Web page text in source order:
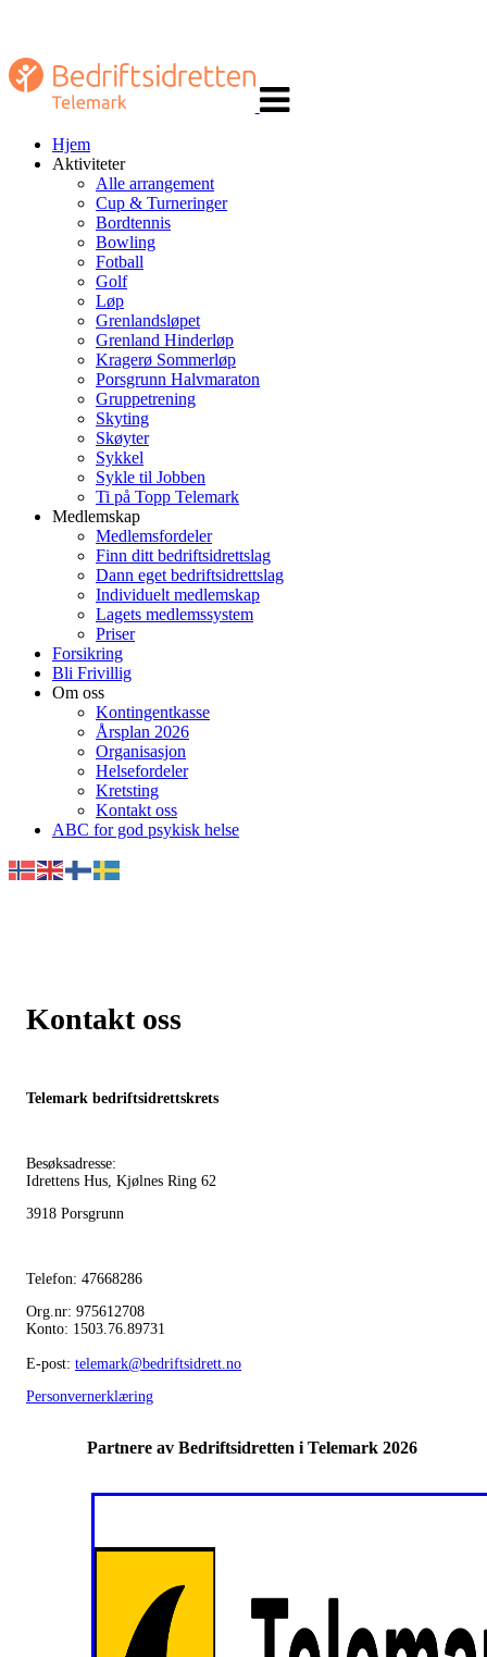
navigasjon
Hjem
Aktiviteter
Alle arrangement
Cup & Turneringer
Bordtennis
Bowling
Fotball
Golf
Løp
Grenlandsløpet
Grenland Hinderløp
Kragerø Sommerløp
Porsgrunn Halvmaraton
Gruppetrening
Skyting
Skøyter
Sykkel
Sykle til Jobben
Ti på Topp Telemark
Medlemskap
Medlemsfordeler
Finn ditt bedriftsidrettslag
Dann eget bedriftsidrettslag
Individuelt medlemskap
Lagets medlemssystem
Priser
Forsikring
Bli Frivillig
Om oss
Kontingentkasse
Årsplan 2026
Organisasjon
Helsefordeler
Kretsting
Kontakt oss
ABC for god psykisk helse
Kontakt oss
Telemark bedriftsidrettskrets
Besøksadresse:
Idrettens Hus, Kjølnes Ring 62
3918 Porsgrunn
Telefon: 47668286
Org.nr: 975612708
Konto: 1503.76.89731
E-post: telemark@bedriftsidrett.no
Personvernerklæring
Partnere av Bedriftsidretten i Telemark 2026